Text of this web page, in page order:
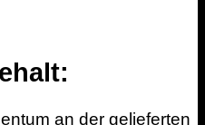
an der gelieferten